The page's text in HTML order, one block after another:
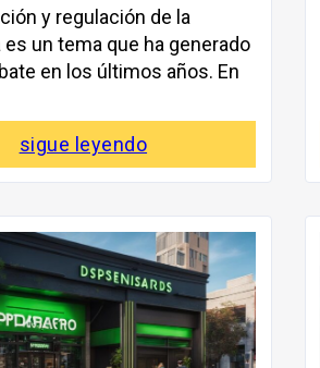
y regulación de la
es un tema que ha generado
en los últimos años. En
sigue leyendo